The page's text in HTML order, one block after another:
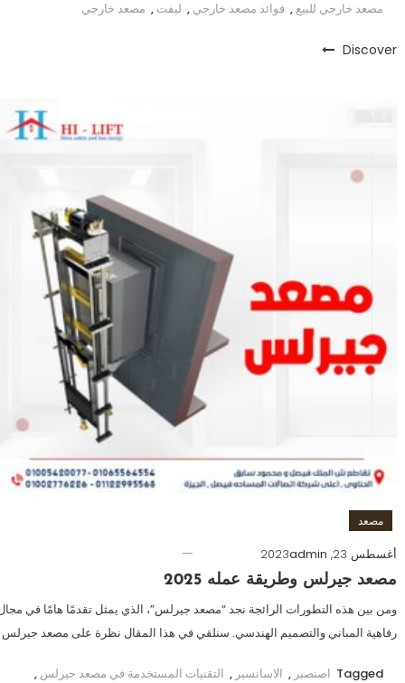
مصعد خارجي للبيع , فوائد مصعد خارجي , ليفت , مصعد خارجي
Discover
مصعد
أغسطس 23, 2023
admin
مصعد جيرلس وطريقة عمله 2025
ومن بين هذه التطورات الرائجة نجد “مصعد جيرلس”، الذي يمثل تقدمًا هامًا في
رفاهية المباني والتصميم الهندسي. سنلقي في هذا المقال نظرة على مصعد جيرلس
Tagged اصنصير , الاسانسير , التقنيات المستخدمة في مصعد جيرلس ,